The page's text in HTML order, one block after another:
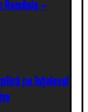
România –
pe înțelesul